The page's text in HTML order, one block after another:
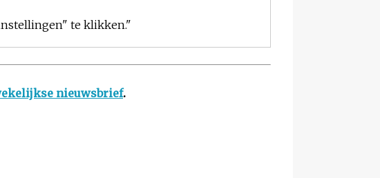
te klikken."
nieuwsbrief.